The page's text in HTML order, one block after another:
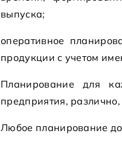
выпуска;
оперативное
продукции с учетом
Планирование для
предприятия,
Любое планирование